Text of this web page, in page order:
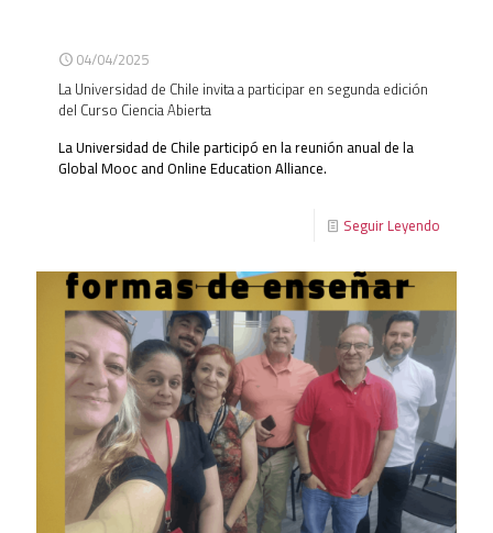
04/04/2025
La Universidad de Chile invita a participar en segunda edición
del Curso Ciencia Abierta
La Universidad de Chile participó en la reunión anual de la
Global Mooc and Online Education Alliance.
Seguir Leyendo